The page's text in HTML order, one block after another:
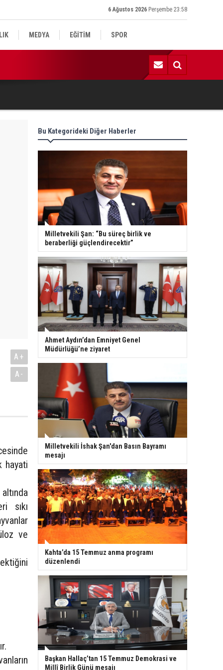
6 Ağustos 2026 Perşembe 23:58
MEDYA EĞİTİM SPOR
A+
A-
hayati
sıkı
ve
Bu Kategorideki Diğer Haberler
Milletvekili Şan: “Bu süreç birlik ve
beraberliği güçlendirecektir”
Ahmet Aydın’dan Emniyet Genel
Müdürlüğü’ne ziyaret
Milletvekili İshak Şan'dan Basın Bayramı
mesajı
Kahta’da 15 Temmuz anma programı
düzenlendi
Başkan Hallaç’tan 15 Temmuz Demokrasi ve
Millî Birlik Günü mesajı